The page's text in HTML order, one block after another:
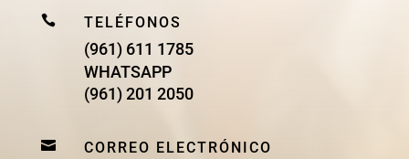
 TELÉFONOS
(961) 611 1785
WHATSAPP
(961) 201 2050
 CORREO ELECTRÓNICO